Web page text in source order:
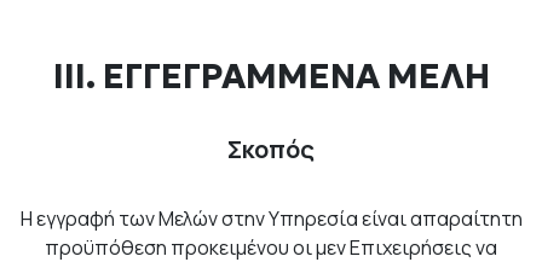
ΙΙΙ. ΕΓΓΕΓΡΑΜΜΕΝΑ ΜΕΛΗ
Σκοπός
Η εγγραφή των Μελών στην Υπηρεσία είναι απαραίτητη
προϋπόθεση προκειμένου οι μεν Επιχειρήσεις να